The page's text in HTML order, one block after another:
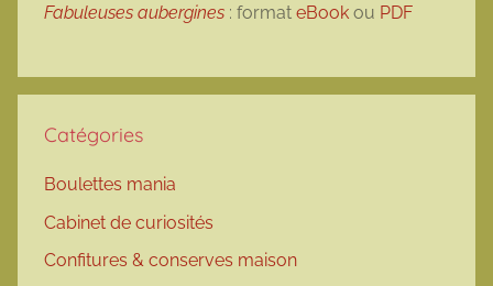
Fabuleuses aubergines : format eBook ou PDF
Catégories
Boulettes mania
Cabinet de curiosités
Confitures & conserves maison